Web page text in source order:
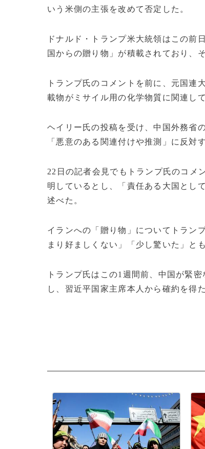
いう米側の主張を改めて否定した。
ドナルド・トランプ米大統領はこの前
国からの贈り物」が積載されており、
トランプ氏のコメントを前に、元国連
載物がミサイル用の化学物質に関連し
ヘイリー氏の投稿を受け、中国外務省
「悪意のある関連付けや推測」に反対
22日の記者会見でもトランプ氏のコメ
明しているとし、「責任ある大国とし
述べた。
イランへの「贈り物」についてトラン
まり好ましくない」「少し驚いた」と
トランプ氏はこの1週間前、中国が緊
し、習近平国家主席本人から確約を得